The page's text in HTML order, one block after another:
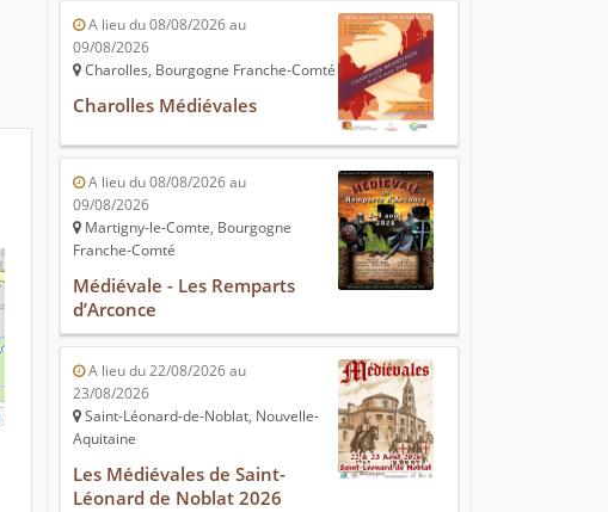
A lieu du 08/08/2026 au
09/08/2026
Charolles, Bourgogne Franche-Comté
Charolles Médiévales
A lieu du 08/08/2026 au
09/08/2026
Martigny-le-Comte, Bourgogne
Franche-Comté
Médiévale - Les Remparts
d’Arconce
A lieu du 22/08/2026 au
23/08/2026
Saint-Léonard-de-Noblat, Nouvelle-
Aquitaine
Les Médiévales de Saint-
Léonard de Noblat 2026